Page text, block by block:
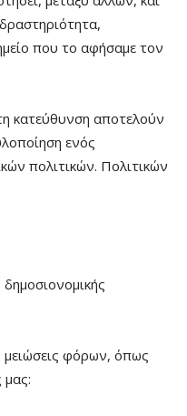
που το αφήσαμε τον
κατεύθυνση αποτελούν
ενός
πολιτικών. Πολιτικών
μειώσεις φόρων, όπως
μας: